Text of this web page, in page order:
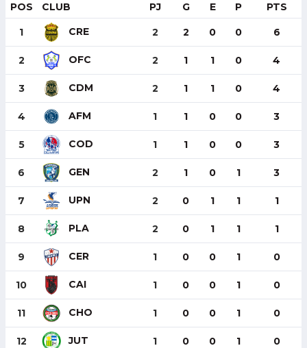
POS CLUB PJ G E P PTS
1 CRE 2 2 0 0 6
2 OFC 2 1 1 0 4
3 CDM 2 1 1 0 4
4 AFM 1 1 0 0 3
5 COD 1 1 0 0 3
6 GEN 2 1 0 1 3
7 UPN 2 0 1 1 1
8 PLA 2 0 1 1 1
9 CER 1 0 0 1 0
10 CAI 1 0 0 1 0
11 CHO 1 0 0 1 0
12 JUT 1 0 0 1 0